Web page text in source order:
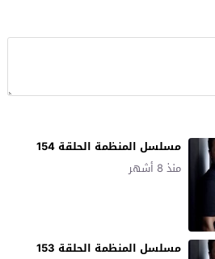
مسلسل المنظمة الحلقة 154
منذ 8 أشهر
مسلسل المنظمة الحلقة 153